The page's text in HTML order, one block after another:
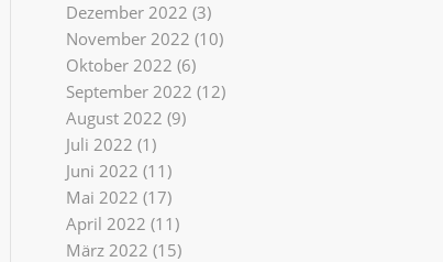
Dezember 2022 (3)
November 2022 (10)
Oktober 2022 (6)
September 2022 (12)
August 2022 (9)
Juli 2022 (1)
Juni 2022 (11)
Mai 2022 (17)
April 2022 (11)
März 2022 (15)